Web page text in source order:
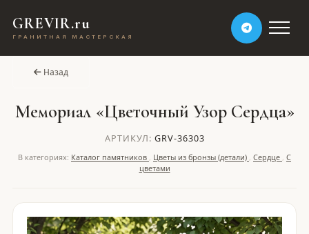
GREVIR.ru
ГРАНИТНАЯ МАСТЕРСКАЯ
Назад
Мемориал «Цветочный Узор Сердца»
АРТИКУЛ: GRV-36303
В категориях: Каталог памятников , Цветы из бронзы (детали) , Сердце , С
цветами